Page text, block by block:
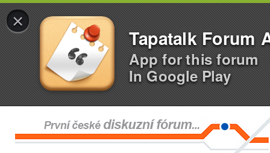
×
Tapatalk Forum
App for this forum
In Google Play